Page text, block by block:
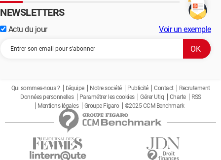
NEWSLETTERS
Actu du jour Voir un exemple
Qui sommes-nous ? L'équipe Notre société Publicité Contact
Recrutement
Données personnelles
Paramétrer les cookies Gérer Utiq Charte
RSS
Mentions légales
Groupe Figaro ©2025 CCM Benchmark